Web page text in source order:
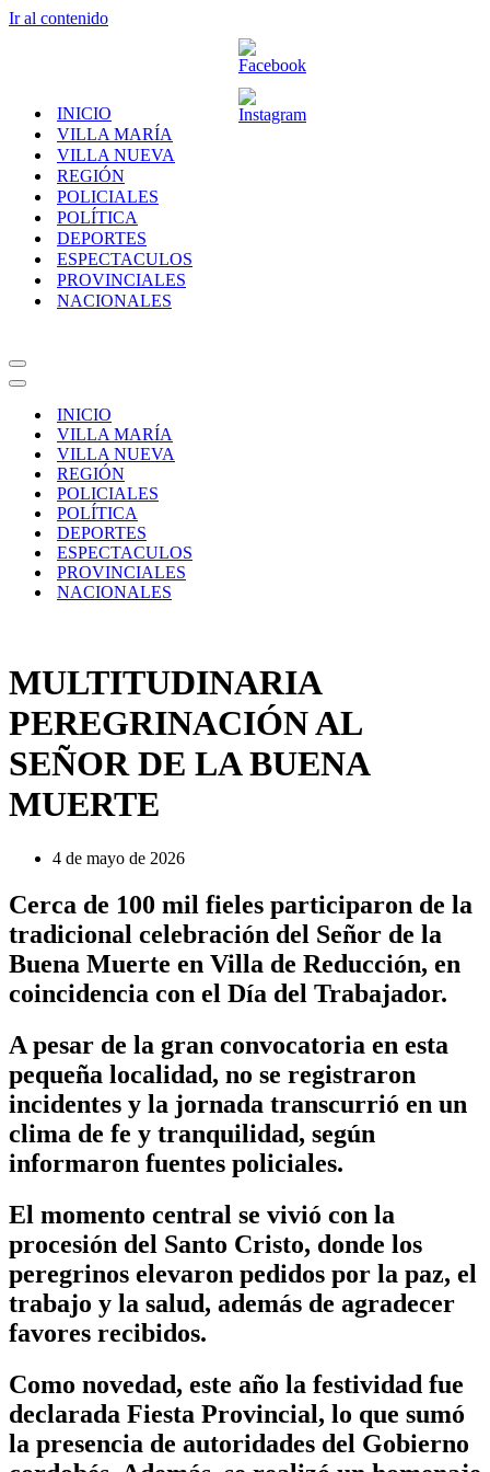
Ir al contenido
INICIO
VILLA MARÍA
VILLA NUEVA
REGIÓN
POLICIALES
POLÍTICA
DEPORTES
ESPECTACULOS
PROVINCIALES
NACIONALES
Menú
de
Menú
navegación
INICIO
VILLA MARÍA
VILLA NUEVA
REGIÓN
POLICIALES
POLÍTICA
DEPORTES
ESPECTACULOS
PROVINCIALES
NACIONALES
MULTITUDINARIA
PEREGRINACIÓN AL
SEÑOR DE LA BUENA
MUERTE
4 de mayo de 2026
Cerca de 100 mil fieles participaron de la
tradicional celebración del Señor de la
Buena Muerte en Villa de Reducción, en
coincidencia con el Día del Trabajador.
A pesar de la gran convocatoria en esta
pequeña localidad, no se registraron
incidentes y la jornada transcurrió en un
clima de fe y tranquilidad, según
informaron fuentes policiales.
El momento central se vivió con la
procesión del Santo Cristo, donde los
peregrinos elevaron pedidos por la paz, el
trabajo y la salud, además de agradecer
favores recibidos.
Como novedad, este año la festividad fue
declarada Fiesta Provincial, lo que sumó
la presencia de autoridades del Gobierno